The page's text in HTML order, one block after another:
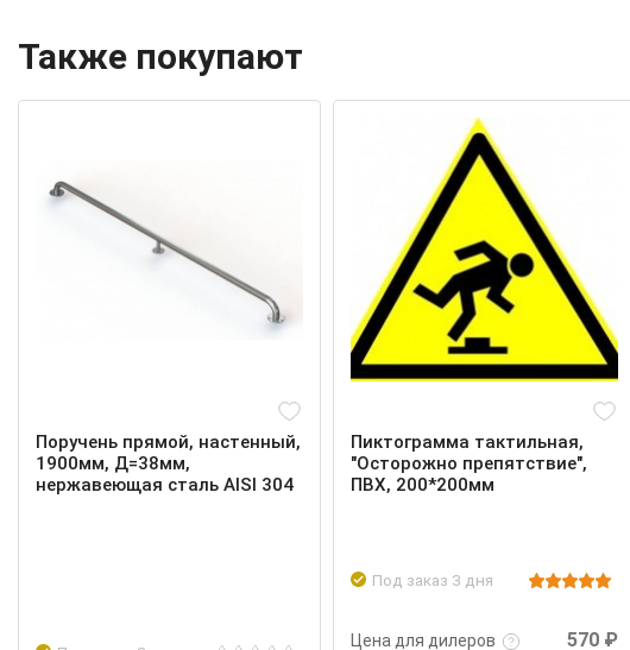
Также покупают
Поручень прямой, настенный,
1900мм, Д=38мм,
нержавеющая сталь AISI 304
Пиктограмма тактильная,
"Осторожно препятствие",
ПВХ, 200*200мм
Под заказ 3 дня
Цена для дилеров
Подробнее Войти
570 ₽